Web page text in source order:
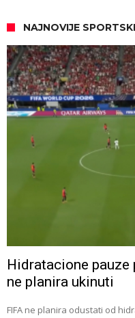
NAJNOVIJE
Hidratacione pauze
ne planira ukinuti
FIFA ne planira odustati od